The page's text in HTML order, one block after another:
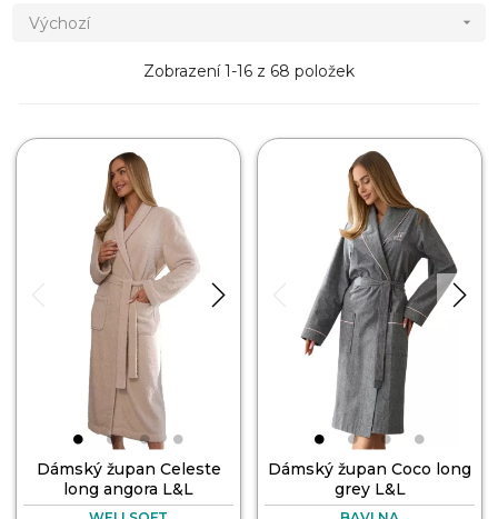
Výchozí 
Zobrazení 1-16 z 68 položek
Dámský župan Celeste
long angora L&L
Dámský župan Coco long
grey L&L